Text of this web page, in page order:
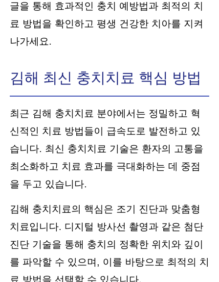
글을 통해 효과적인 충치 예방법과 최적의 치
료 방법을 확인하고 평생 건강한 치아를 지켜
나가세요.
김해 최신 충치치료 핵심 방법
최근 김해 충치치료 분야에서는 정밀하고 혁
신적인 치료 방법들이 급속도로 발전하고 있
습니다. 최신 충치치료 기술은 환자의 고통을
최소화하고 치료 효과를 극대화하는 데 중점
을 두고 있습니다.
김해 충치치료의 핵심은 조기 진단과 맞춤형
치료입니다. 디지털 방사선 촬영과 같은 첨단
진단 기술을 통해 충치의 정확한 위치와 깊이
를 파악할 수 있으며, 이를 바탕으로 최적의 치
료 방법을 선택할 수 있습니다.